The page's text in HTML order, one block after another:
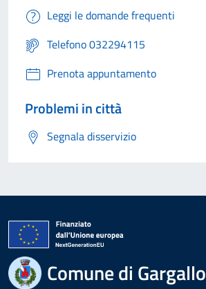
Leggi le domande frequenti
Telefono 032294115
Prenota appuntamento
Problemi in città
Segnala disservizio
Comune di Gargallo